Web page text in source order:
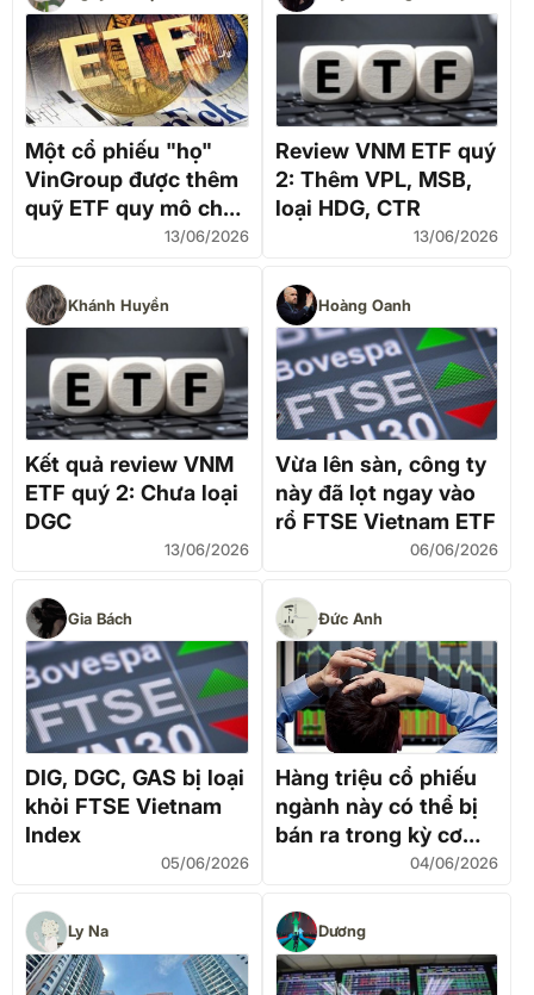
Một cổ phiếu "họ"
VinGroup được thêm
quỹ ETF quy mô chục
nghìn tỷ bổ sung vào
13/06/2026
Review VNM ETF quý
2: Thêm VPL, MSB,
loại HDG, CTR
13/06/2026
Khánh Huyền
Kết quả review VNM
ETF quý 2: Chưa loại
DGC
13/06/2026
Hoàng Oanh
Vừa lên sàn, công ty
này đã lọt ngay vào
rổ FTSE Vietnam ETF
06/06/2026
Gia Bách
DIG, DGC, GAS bị loại
khỏi FTSE Vietnam
Index
05/06/2026
Đức Anh
Hàng triệu cổ phiếu
ngành này có thể bị
bán ra trong kỳ cơ
cấu của quỹ ETF04/06/2026
Ly Na Dương